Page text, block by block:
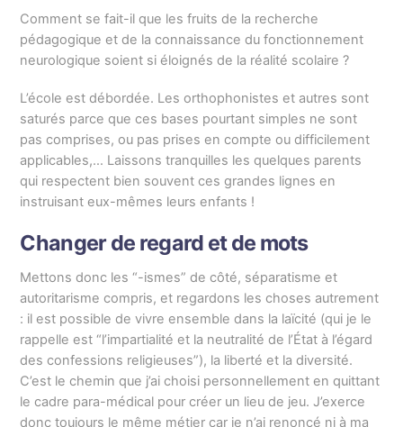
Comment se fait-il que les fruits de la recherche
pédagogique et de la connaissance du fonctionnement
neurologique soient si éloignés de la réalité scolaire ?
L’école est débordée. Les orthophonistes et autres sont
saturés parce que ces bases pourtant simples ne sont
pas comprises, ou pas prises en compte ou difficilement
applicables,… Laissons tranquilles les quelques parents
qui respectent bien souvent ces grandes lignes en
instruisant eux-mêmes leurs enfants !
Changer de regard et de mots
Mettons donc les “-ismes” de côté, séparatisme et
autoritarisme compris, et regardons les choses autrement
: il est possible de vivre ensemble dans la laïcité (qui je le
rappelle est “l’impartialité et la neutralité de l’État à l’égard
des confessions religieuses”), la liberté et la diversité.
C’est le chemin que j’ai choisi personnellement en quittant
le cadre para-médical pour créer un lieu de jeu. J’exerce
donc toujours le même métier car je n’ai renoncé ni à ma